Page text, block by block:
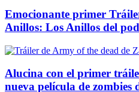
Emocionante primer
Anillos: Los Anillos del
Alucina con el primer
nueva película de zombies